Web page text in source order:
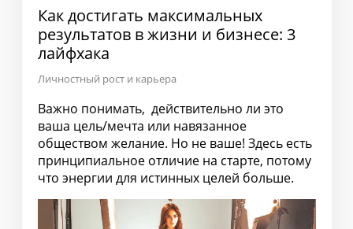
Как достигать максимальных
результатов в жизни и бизнесе: 3
лайфхака
Личностный рост и карьера
Важно понимать, действительно ли это
ваша цель/мечта или навязанное
обществом желание. Но не ваше! Здесь есть
принципиальное отличие на старте, потому
что энергии для истинных целей больше.